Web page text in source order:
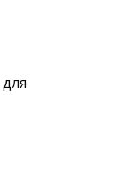
для